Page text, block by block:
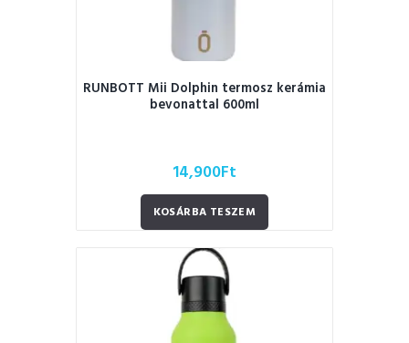
RUNBOTT Mii Dolphin termosz kerámia
bevonattal 600ml
14,900Ft
KOSÁRBA TESZEM